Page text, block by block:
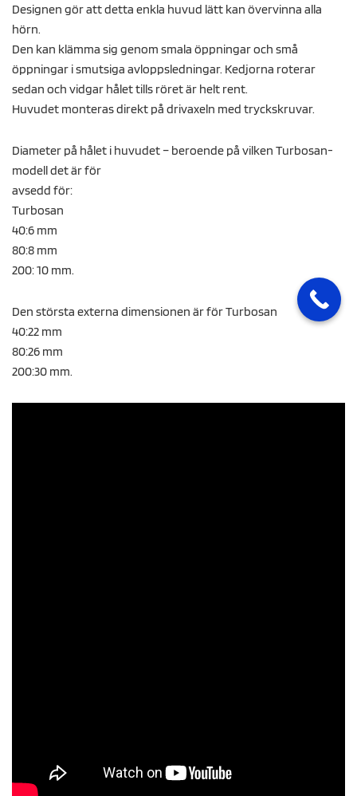
Designen gör att detta enkla huvud lätt kan övervinna alla
hörn.
Den kan klämma sig genom smala öppningar och små
öppningar i smutsiga avloppsledningar. Kedjorna roterar
sedan och vidgar hålet tills röret är helt rent.
Huvudet monteras direkt på drivaxeln med tryckskruvar.
Diameter på hålet i huvudet – beroende på vilken Turbosan-
modell det är för
avsedd för:
Turbosan
40:6 mm
80:8 mm
200: 10 mm.
Den största externa dimensionen är för Turbosan
40:22 mm
80:26 mm
200:30 mm.